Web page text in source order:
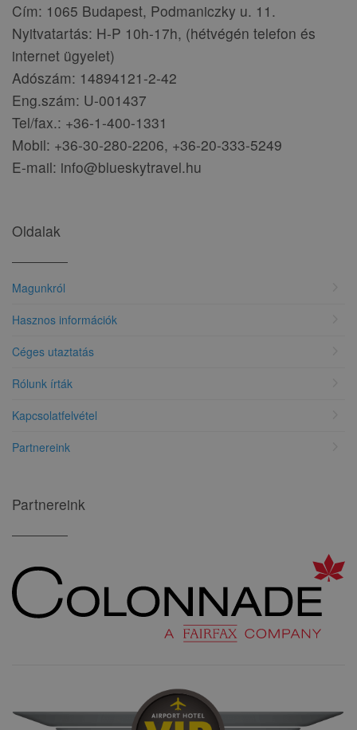
Cím: 1065 Budapest, Podmaniczky u. 11.
Nyitvatartás: H-P 10h-17h, (hétvégén telefon és
internet ügyelet)
Adószám: 14894121-2-42
Eng.szám: U-001437
Tel/fax.: +36-1-400-1331
Mobil: +36-30-280-2206, +36-20-333-5249
E-mail: info@blueskytravel.hu
Oldalak
Magunkról
Hasznos információk
Céges utaztatás
Rólunk írták
Kapcsolatfelvétel
Partnereink
Partnereink